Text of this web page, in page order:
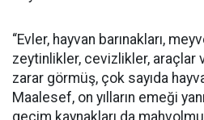
“Evler, hayvan barınakları,
zeytinlikler, cevizlikler, araçlar
zarar görmüş, çok sayıda
Maalesef, on yılların emeği
geçim kaynakları da